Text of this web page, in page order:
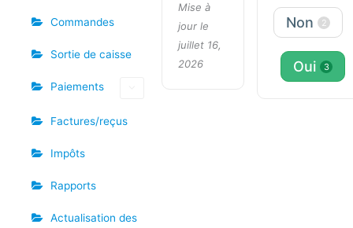
Commandes
Sortie de caisse
Paiements
Factures/reçus
Impôts
Rapports
Actualisation des
Mise à
jour le
juillet 16,
2026
Non 2
Oui 3